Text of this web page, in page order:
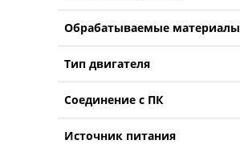
Обрабатываемые материалы
Тип двигателя
Соединение с ПК
Источник питания